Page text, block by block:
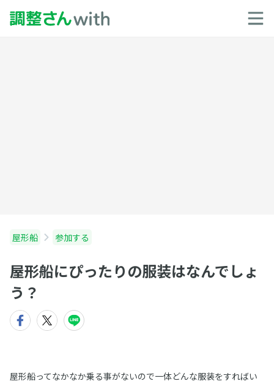
屋形船 参加する
屋形船にぴったりの服装はなんでしょ
う？
屋形船ってなかなか乗る事がないので一体どんな服装をすればい